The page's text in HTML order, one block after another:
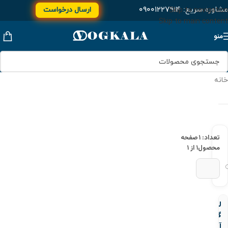
Skip to navigation
Skip to main content
مشاوره سریع:۰۹۰۰۱۲۲۷۹۱۴ ارسال درخواست
منو
خانه
تعداد: ۱
محصول
صفحه
۱ از ۱
لرزه
گیر